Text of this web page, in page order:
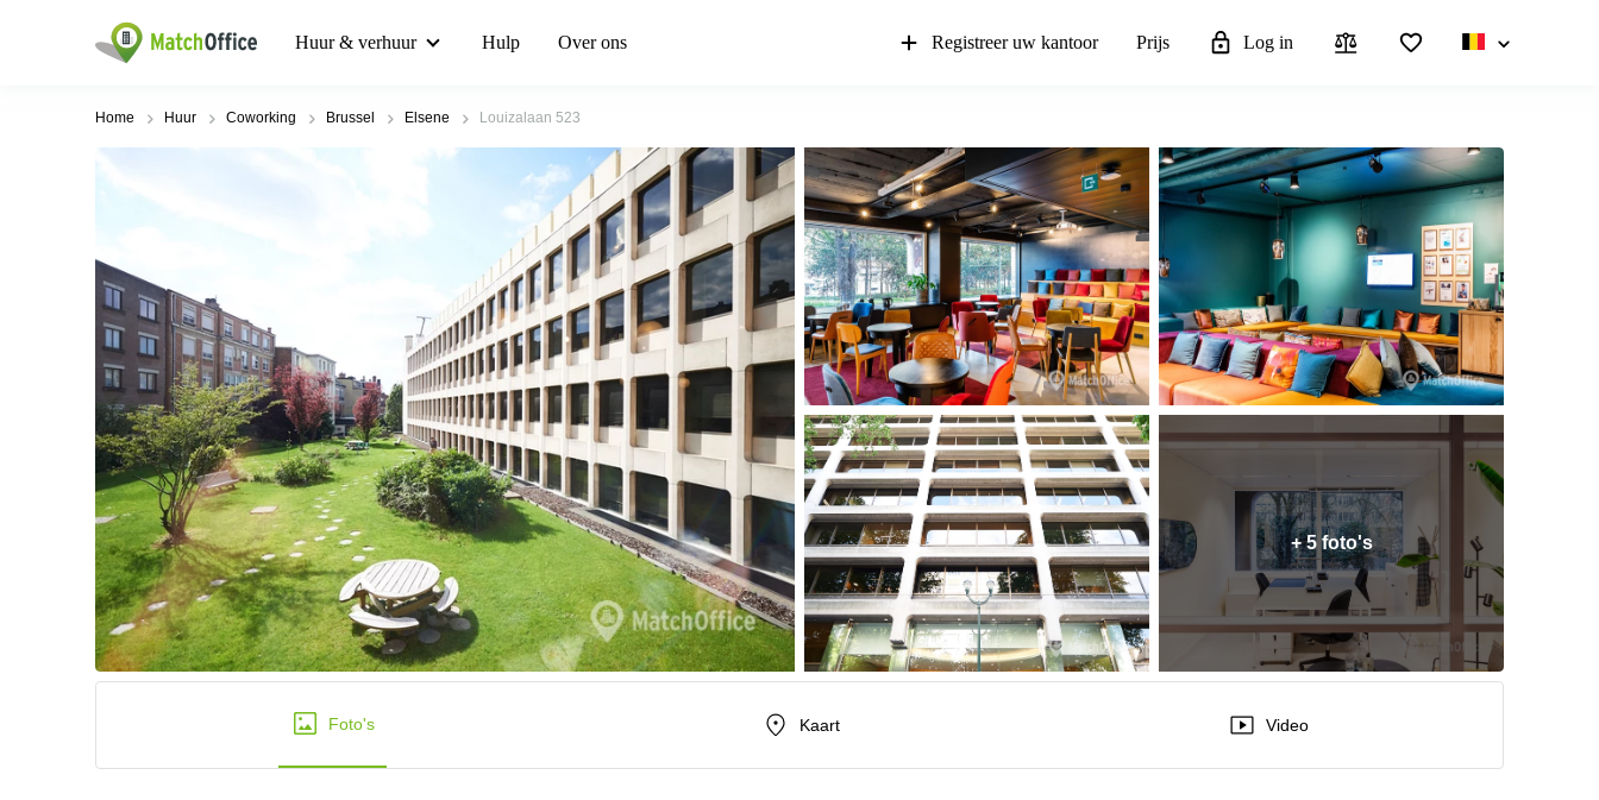
Huur & verhuur Hulp Over ons Registreer uw kantoor Prijs Log in
Home Huur Coworking Brussel Elsene Louizalaan 523
+ 5 foto's
Foto's Kaart Video